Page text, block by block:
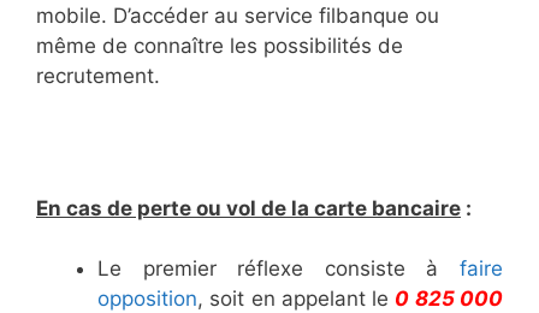
mobile. D’accéder au service filbanque ou
même de connaître les possibilités de
recrutement.
En cas de perte ou vol de la carte bancaire :
Le premier réflexe consiste à faire
opposition, soit en appelant le 0 825 000